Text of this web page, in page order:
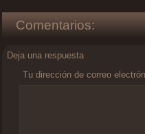
Comentarios:
Deja una respuesta
Tu dirección de correo